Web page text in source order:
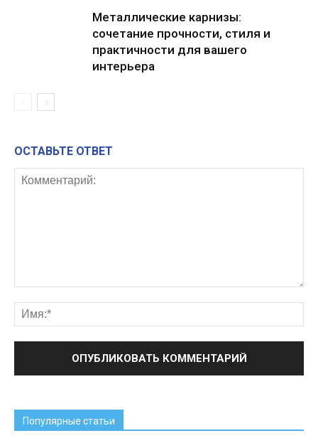
Металлические карнизы:
сочетание прочности, стиля и
практичности для вашего
интерьера
ОСТАВЬТЕ ОТВЕТ
Популярные статьи